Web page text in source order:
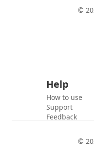
©
Help
How to use
Support
Feedback
©